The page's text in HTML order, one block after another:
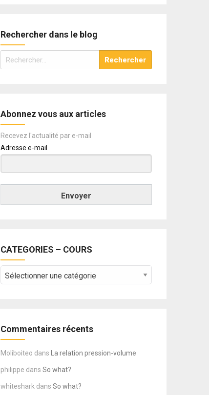
Rechercher dans le blog
Rechercher :
Abonnez vous aux articles
Recevez l'actualité par e-mail
Adresse e-mail
Envoyer
CATEGORIES – COURS
–
Commentaires récents
Moliboiteo dans La relation pression-volume
philippe dansSo what?
whiteshark dansSo what?